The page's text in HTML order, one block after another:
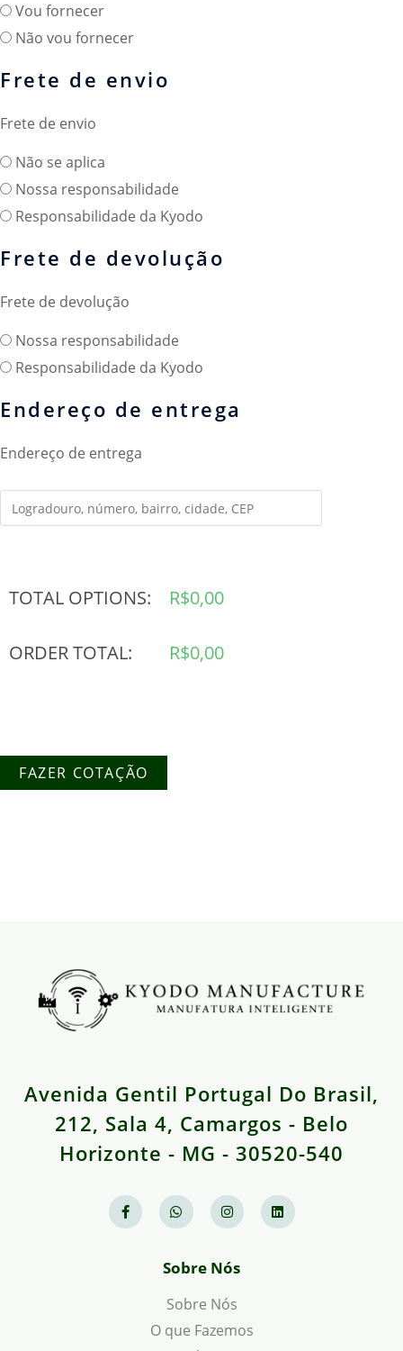
Vou fornecer
Não vou fornecer
Frete de envio
Frete de envio
Não se aplica
Nossa responsabilidade
Responsabilidade da Kyodo
Frete de devolução
Frete de devolução
Nossa responsabilidade
Responsabilidade da Kyodo
Endereço de entrega
Endereço de entrega
TOTAL OPTIONS: R$0,00
ORDER TOTAL: R$0,00
FAZER COTAÇÃO
Avenida Gentil Portugal Do Brasil,
212, Sala 4, Camargos - Belo
Horizonte - MG - 30520-540
Sobre Nós
Sobre Nós
O que Fazemos